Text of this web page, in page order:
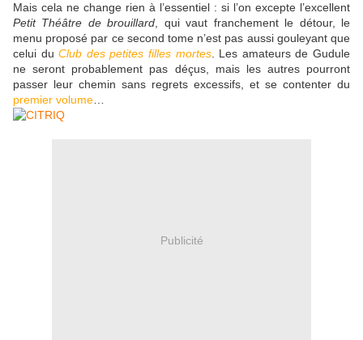
Mais cela ne change rien à l’essentiel : si l’on excepte l’excellent
Petit Théâtre de brouillard , qui vaut franchement le détour, le
menu proposé par ce second tome n’est pas aussi gouleyant que
celui duClub des petites filles mortes. Les amateurs de Gudule
ne seront probablement pas déçus, mais les autres pourront
passer leur chemin sans regrets excessifs, et se contenter du
premier volume
Publicité